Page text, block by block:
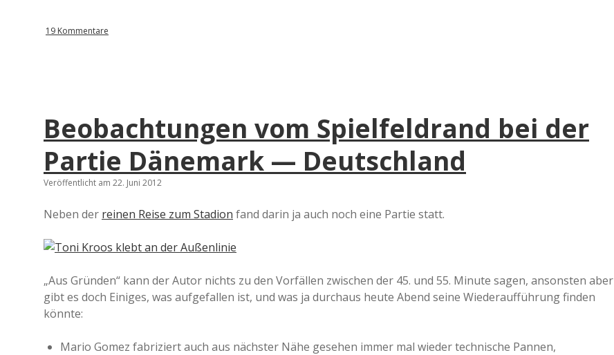
19 Kommentare
Beobachtungen vom Spielfeldrand bei der
Partie Dänemark — Deutschland
Veröffentlicht am 22. Juni 2012
Neben der reinen Reise zum Stadion fand darin ja auch noch eine Partie statt.
„Aus Gründen“ kann der Autor nichts zu den Vorfällen zwischen der 45. und 55. Minute sagen, ansonsten aber
gibt es doch Einiges, was aufgefallen ist, und was ja durchaus heute Abend seine Wiederaufführung finden
könnte:
Mario Gomez fabriziert auch aus nächster Nähe gesehen immer mal wieder technische Pannen,